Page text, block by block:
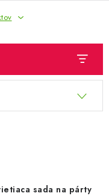
sada na párty